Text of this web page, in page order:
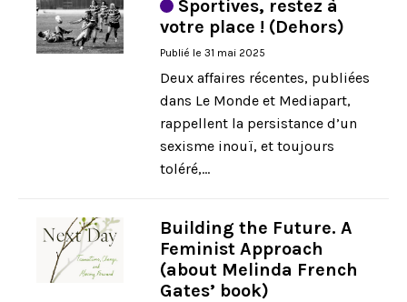
Sportives, restez à
votre place ! (Dehors)
Publié le 31 mai 2025
Deux affaires récentes, publiées
dans Le Monde et Mediapart,
rappellent la persistance d’un
sexisme inouï, et toujours
toléré,...
Building the Future. A
Feminist Approach
(about Melinda French
Gates’ book)